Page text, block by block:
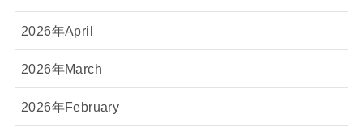
2026年April
2026年March
2026年February